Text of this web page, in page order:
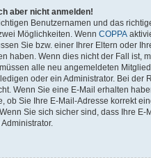
aber nicht anmelden!
Benutzernamen und das
Möglichkeiten. Wenn COPPA
Sie bzw. einer Ihrer Eltern oder
haben. Wenn dies nicht der Fall ist,
alle neu angemeldeten
oder ein Administrator. Bei der
Wenn Sie eine E-Mail erhalten
ob Sie Ihre E-Mail-Adresse korrekt
Sie sich sicher sind, dass Ihre